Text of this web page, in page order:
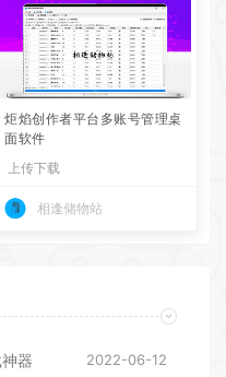
炬焰创作者平台多账号管理桌
面软件
上传下载
相逢储物站
器 2022-06-12